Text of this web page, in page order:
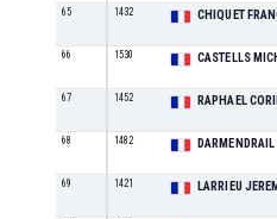
65 1432 CHIQUET
66 1530 CASTELLS
67 1452 RAPHAEL
68 1482 DARMENDRAIL
69 1421 LARRIEU